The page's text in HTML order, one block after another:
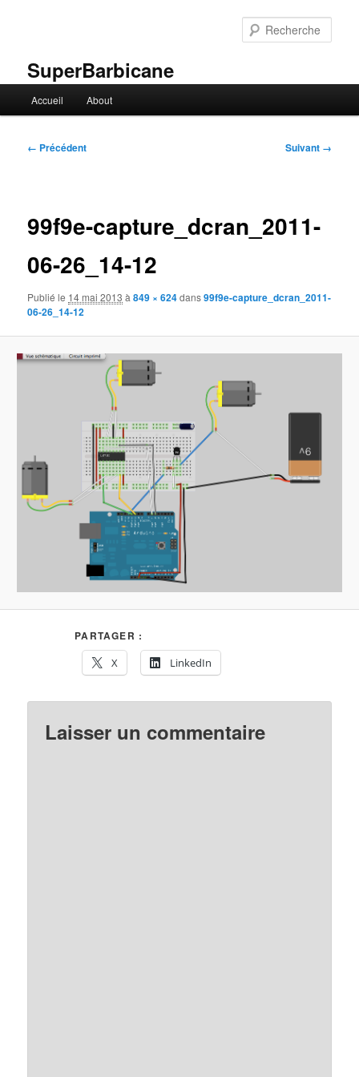
SuperBarbicane
principal
Accueil About
Navigation
← Précédent Suivant →
99f9e-capture_dcran_2011-
06-26_14-12
Publié le 14 mai 2013 à849 × 624dans99f9e-capture_dcran_2011-
06-26_14-12
PARTAGER :
X
LinkedIn
Laisser un commentaire